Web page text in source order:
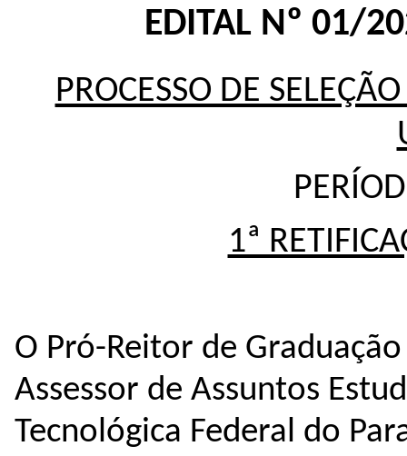
EDITAL Nº 01/
PROCESSO DE
1ª
O Pró-Reitor de
Assessor de Assuntos
Tecnológica Federal do